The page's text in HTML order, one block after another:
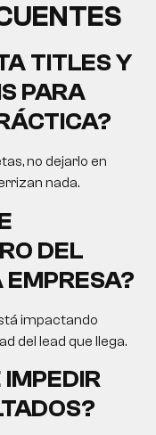
TITLES Y
PARA
no dejarlo en
nada.
DEL
EMPRESA?
impactando
del lead que llega.
IMPEDIR